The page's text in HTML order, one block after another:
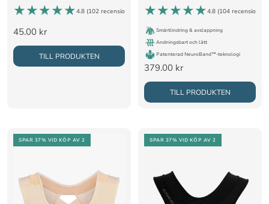
4.8 (102 recensioner
Rea-
pris
45.00 kr
TILL PRODUKTEN
4.8 (104 recensioner
Smärtlindring & avslappning
Andningsbart och lätt
Patenterad NeuroBand™-teknologi
Rea-
pris
379.00 kr
TILL PRODUKTEN
SPAR 37% VID KÖP AV 2 SPAR 37% VID KÖP AV 2